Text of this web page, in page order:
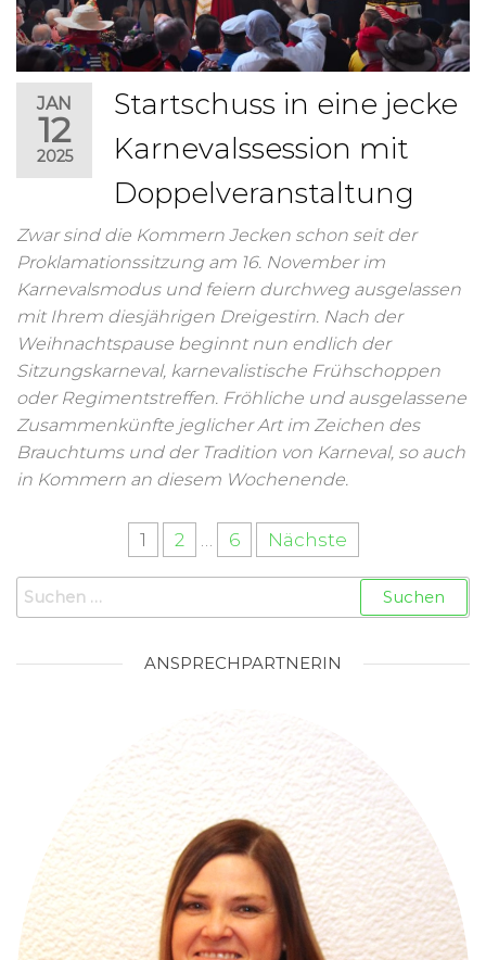
JAN
12
2025
Startschuss in eine jecke
Karnevalssession mit
Doppelveranstaltung
Zwar sind die Kommern Jecken schon seit der
Proklamationssitzung am 16. November im
Karnevalsmodus und feiern durchweg ausgelassen
mit Ihrem diesjährigen Dreigestirn. Nach der
Weihnachtspause beginnt nun endlich der
Sitzungskarneval, karnevalistische Frühschoppen
oder Regimentstreffen. Fröhliche und ausgelassene
Zusammenkünfte jeglicher Art im Zeichen des
Brauchtums und der Tradition von Karneval, so auch
in Kommern an diesem Wochenende.
Beitragsnavigation
1 2 6 Nächste
Suche nach:
ANSPRECHPARTNERIN